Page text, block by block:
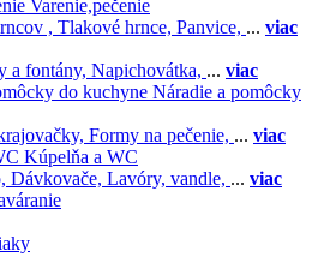
Varenie,pečenie
, Tlakové hrnce, Panvice, ... viac
a fontány, Napichovátka, ... viac
Náradie a pomôcky
Formy na pečenie, ... viac
Kúpelňa a WC
Dávkovače, Lavóry, vandle, ... viac